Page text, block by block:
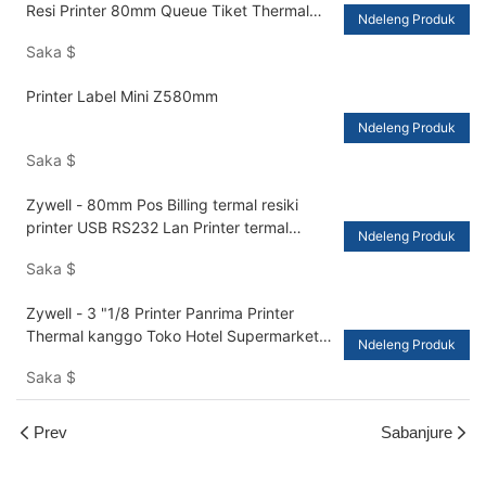
Resi Printer 80mm Queue Tiket Thermal
Saka $
Ndeleng Produk
Printer Label Mini Z580mm
Saka $
Ndeleng Produk
Zywell - 80mm Pos Billing termal resiki
printer USB RS232 Lan Printer termal
+ USB + Maret
Saka $
Ndeleng Produk
Zywell - 3 "1/8 Printer Panrima Printer
Thermal kanggo Toko Hotel Supermarket
Saka $
Ndeleng Produk
Prev Sabanjure